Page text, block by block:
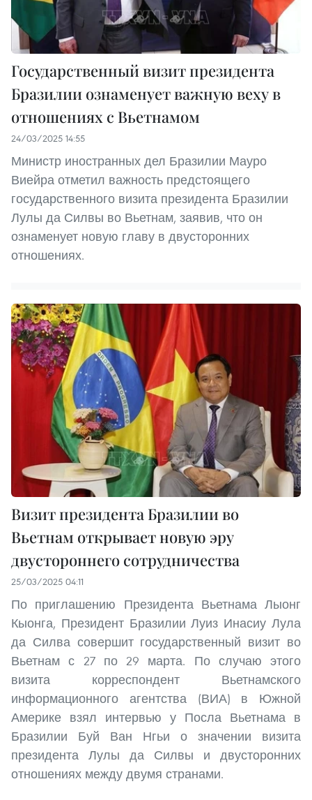
Государственный визит президента
Бразилии ознаменует важную веху в
отношениях с Вьетнамом
24/03/2025 14:55
Министр иностранных дел Бразилии Мауро
Виейра отметил важность предстоящего
государственного визита президента Бразилии
Лулы да Силвы во Вьетнам, заявив, что он
ознаменует новую главу в двусторонних
отношениях.
Визит президента Бразилии во
Вьетнам открывает новую эру
двустороннего сотрудничества
25/03/2025 04:11
По приглашению Президента Вьетнама Лыонг
Кыонга, Президент Бразилии Луиз Инасиу Лула
да Силва совершит государственный визит во
Вьетнам с 27 по 29 марта. По случаю этого
визита корреспондент Вьетнамского
информационного агентства (ВИА) в Южной
Америке взял интервью у Посла Вьетнама в
Бразилии Буй Ван Нгьи о значении визита
президента Лулы да Силвы и двусторонних
отношениях между двумя странами.